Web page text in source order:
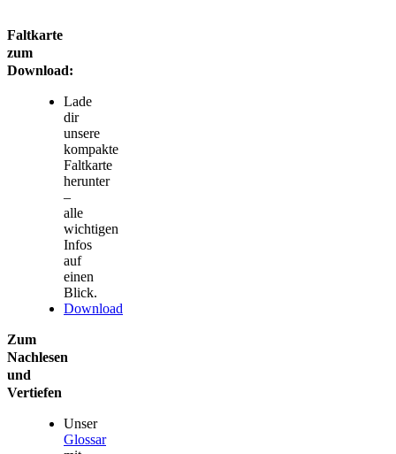
Faltkarte
zum
Download:
Lade
dir
unsere
kompakte
Faltkarte
herunter
–
alle
wichtigen
Infos
auf
einen
Blick.
Download
Zum
Nachlesen
und
Vertiefen
Unser
Glossar